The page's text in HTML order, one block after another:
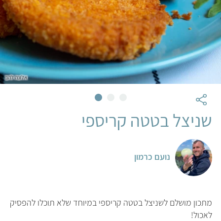
אלונה להב
שניצל בטטה קריספי
נועם כרמון
מתכון מושלם לשניצל בטטה קריספי במיוחד שלא תוכלו להפסיק
לאכול!